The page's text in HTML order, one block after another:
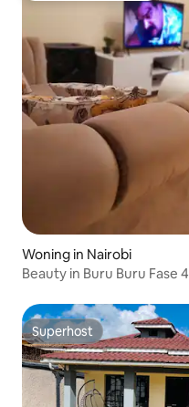
Woning in Nairobi
Beauty in Buru Buru Fase 4
Superhost
Superhost